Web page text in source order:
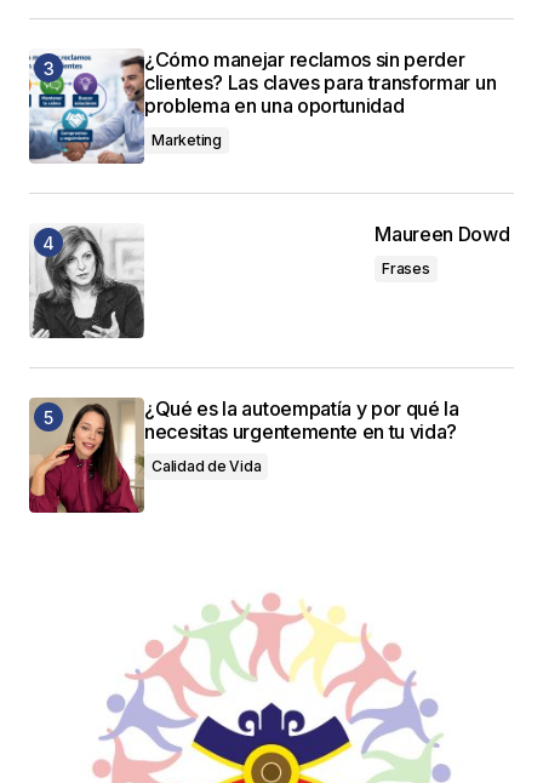
¿Cómo manejar reclamos sin perder
clientes? Las claves para transformar un
problema en una oportunidad
Marketing
Maureen Dowd
Frases
¿Qué es la autoempatía y por qué la
necesitas urgentemente en tu vida?
Calidad de Vida